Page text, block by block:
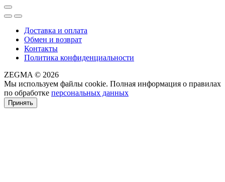
Доставка и оплата
Обмен и возврат
Контакты
Политика конфиденциальности
ZEGMA © 2026
Мы используем файлы cookie. Полная информация о правилах
по обработке персональных данных
Принять